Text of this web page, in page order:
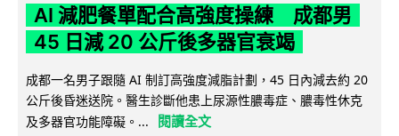
AI 減肥餐單配合高強度操練 成都男
45 日減 20 公斤後多器官衰竭
成都一名男子跟隨 AI 制訂高強度減脂計劃，45 日內減去約 20
公斤後昏迷送院。醫生診斷他患上尿源性膿毒症、膿毒性休克
及多器官功能障礙。...
閱讀全文